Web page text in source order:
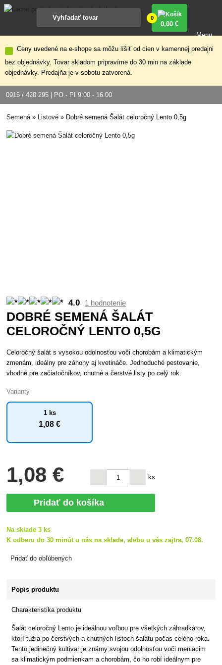
Ceny uvedené na e-shope sa môžu líšiť od cien v kamennej predajni
bez objednávky. Tovar skladom pripravíme do 30 min na základe
objednávky. Predajňa je v sobotu zatvorená.
0915 / 420 295 | PO - PI 9:00 - 16:00
0
0,00 €
Menu
Semená» Listové » Dobré semená Šalát celoročný Lento 0,5g
4.0 1 hodnotenie
DOBRÉ SEMENÁ ŠALÁT
CELOROČNÝ LENTO 0,5G
Celoročný šalát s vysokou odolnosťou voči chorobám a klimatickým
zmenám, ideálny pre záhony aj kvetináče. Jednoduché pestovanie,
vhodné pre začiatočníkov, chutné a čerstvé listy po celý rok.
Varianty
1 ks
1,08 €
1,08 € ks
Pridať do košíka
Na sklade 3 ks
K odberu do 30 minút u nás na sklade, alebo u vás zajtra, 07.08.
Pridať do obľúbených
Popis produktu
Charakteristika produktu
Šalát celoročný Lento je ideálnou voľbou pre všetkých záhradkárov,
ktorí túžia po čerstvých a chutných listoch šalátu počas celého roka.
Tento jedinečný kultivar je známy svojou odolnosťou voči meniacim
sa klimatickým podmienkam a chorobám, čo ho robí ideálnym pre